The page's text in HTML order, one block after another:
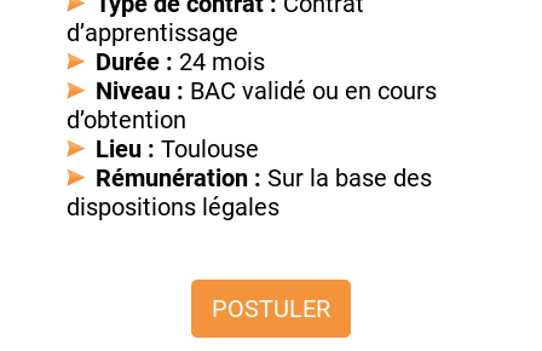
d’apprentissage
Durée : 24 mois
Niveau : BAC validé ou en cours
d’obtention
Lieu : Toulouse
Rémunération : Sur la base des
dispositions légales
POSTULER